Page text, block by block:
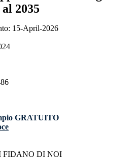
2035
15-April-2026
GRATUITO
FIDANO DI NOI